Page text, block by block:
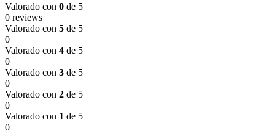
Valorado con 0 de 5
0 reviews
Valorado con 5 de 5
0
Valorado con 4 de 5
0
Valorado con 3 de 5
0
Valorado con 2 de 5
0
Valorado con 1 de 5
0